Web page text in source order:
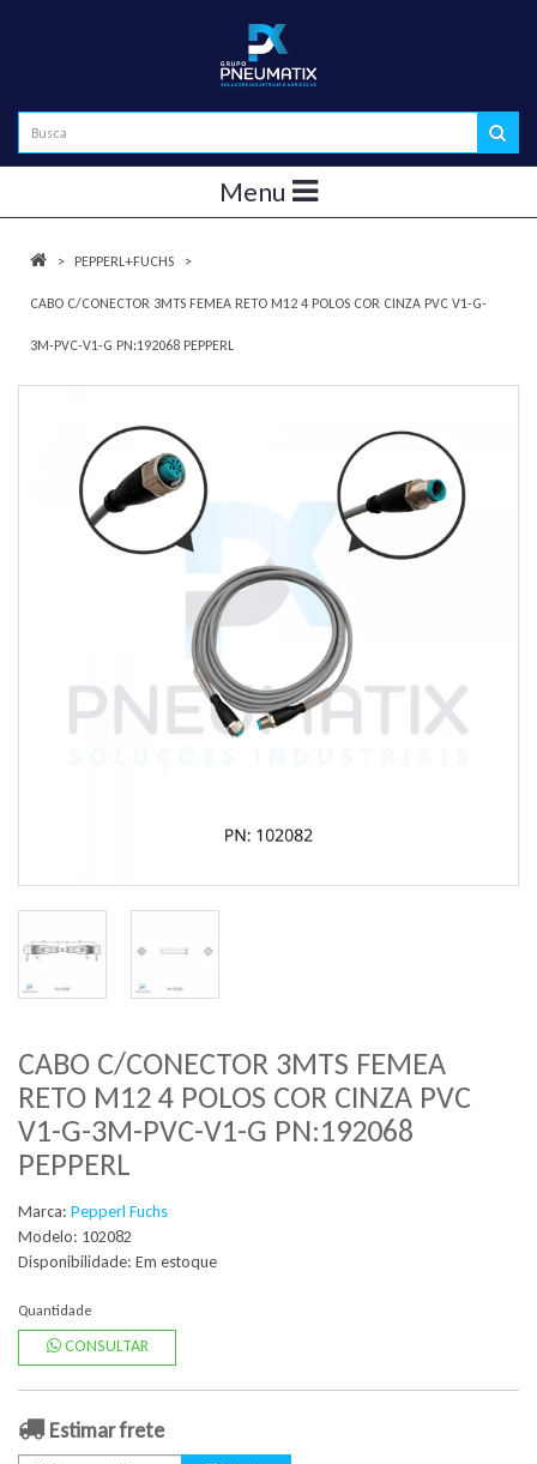
Menu
PEPPERL+FUCHS
CABO C/CONECTOR 3MTS FEMEA RETO M12 4 POLOS COR CINZA PVC V1-G-
3M-PVC-V1-G PN:192068 PEPPERL
CABO C/CONECTOR 3MTS FEMEA
RETO M12 4 POLOS COR CINZA PVC
V1-G-3M-PVC-V1-G PN:192068
PEPPERL
Marca: Pepperl Fuchs
Modelo: 102082
Disponibilidade: Em estoque
Quantidade
CONSULTAR
Estimar frete